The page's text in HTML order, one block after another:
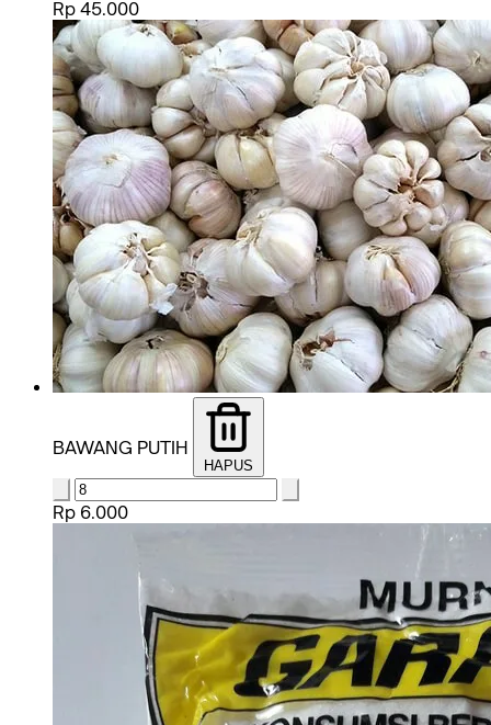
Rp 45.000
BAWANG PUTIH
HAPUS
Rp 6.000